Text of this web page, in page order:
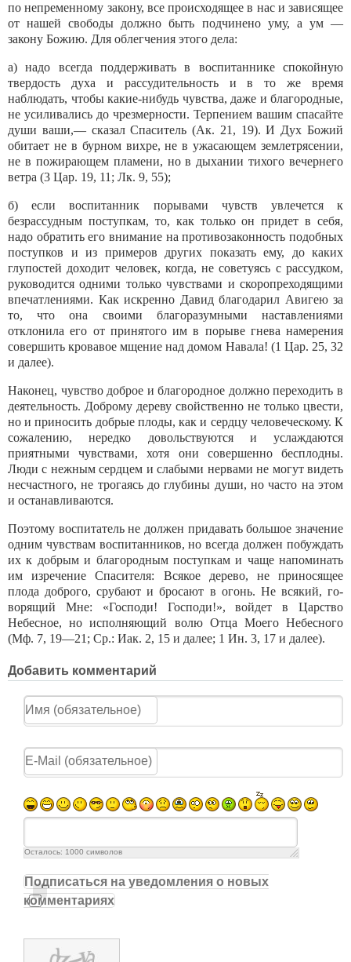
по непре­менному закону, все происходящее в нас и завися­щее
от нашей свободы должно быть подчинено уму, а ум —
закону Божию. Для облегчения этого дела:
а) надо всегда поддерживать в воспитаннике спокойную
твердость духа и рассудительность и в то же время
наблюдать, чтобы какие-нибудь чувства, даже и благородные,
не усиливались до чрезмернос­ти. Терпением вашим спасайте
души ваши,— ска­зал Спаситель (Ак. 21, 19). И Дух Божий
обитает не в бурном вихре, не в ужасающем землетрясении,
не в пожирающем пламени, но в дыхании тихого ве­чернего
ветра (3 Цар. 19, 11; Лк. 9, 55);
б) если воспитанник порывами чувств увлечется к
безрассудным поступкам, то, как только он придет в себя,
надо обратить его внимание на противозакон­ность подобных
поступков и из примеров других по­казать ему, до каких
глупостей доходит человек, когда, не советуясь с рассудком,
руководится одни­ми только чувствами и скоропреходящими
впечатле­ниями. Как искренно Давид благодарил Авигею за
то, что она своими благоразумными наставлениями
отклонила его от принятого им в порыве гнева наме­рения
совершить кровавое мщение над домом Нава­ла! (1 Цар. 25, 32
и далее).
Наконец, чувство доброе и благородное должно переходить в
деятельность. Доброму дереву свойст­венно не только цвести,
но и приносить добрые пло­ды, как и сердцу человеческому. К
сожалению, не­редко довольствуются и услаждаются
приятными чувствами, хотя они совершенно бесплодны.
Люди с нежным сердцем и слабыми нервами не могут видеть
несчастного, не трогаясь до глубины души, но часто на этом
и останавливаются.
Поэтому воспитатель не должен придавать большое значение
одним чувствам воспитанников, но всегда должен побуждать
их к добрым и благо­родным поступкам и чаще напоминать
им изречение Спасителя: Всякое дерево, не приносящее
плода до­брого, срубают и бросают в огонь. Не всякий, го­
ворящий Мне: «Господи! Господи!», войдет в Царство
Небесное, но исполняющий волю Отца Моего Небесного
(Мф. 7, 19—21; Ср.: Иак. 2, 15 и далее; 1 Ин. 3, 17 и далее).
Добавить комментарий
Осталось: 1000 символов
Подписаться на уведомления о новых
комментариях